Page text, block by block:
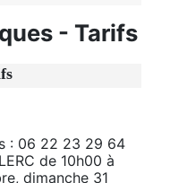
- Tarifs
: 06 22 23 29 64
de 10h00 à
dimanche 31